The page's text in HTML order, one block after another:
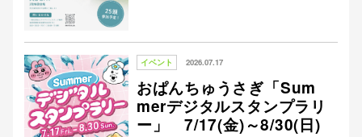
イベント 2026.07.17
おぱんちゅうさぎ「Sum
merデジタルスタンプラリ
ー」 7/17(金)～8/30(日)